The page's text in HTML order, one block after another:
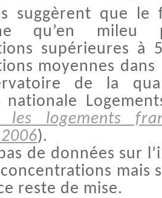
suggèrent que le
qu’en mileu
supérieures à
moyennes
de la
nationale
les logements
).
pas de données sur
mais
reste de mise.